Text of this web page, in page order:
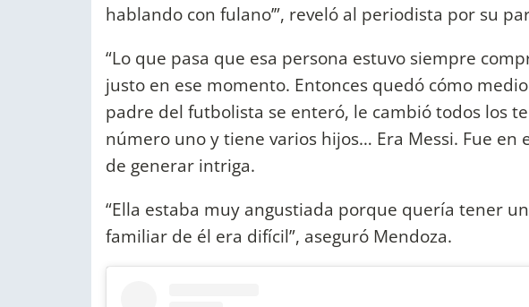
hablando con fulano’”, reveló al periodista por su
“Lo que pasa que esa persona estuvo siempre
justo en ese momento. Entonces quedó cómo
padre del futbolista se enteró, le cambió todos los
número uno y tiene varios hijos… Era Messi. Fue en
de generar intriga.
“Ella estaba muy angustiada porque quería tener
familiar de él era difícil”, aseguró Mendoza.